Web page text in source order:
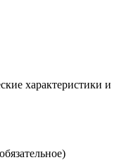
характеристики и